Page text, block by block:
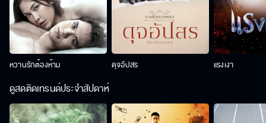
หวานรักต้องห้าม ดุจอัปสร แรงเงา
ดูสดติดเทรนด์ประจำสัปดาห์